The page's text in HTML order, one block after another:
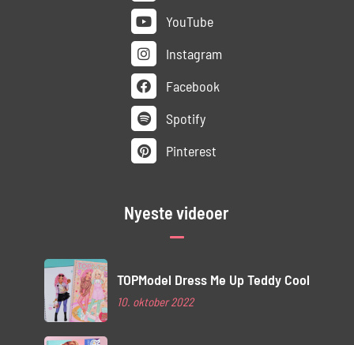
YouTube
Instagram
Facebook
Spotify
Pinterest
Nyeste videoer
TOPModel Dress Me Up Teddy Cool
10. oktober 2022